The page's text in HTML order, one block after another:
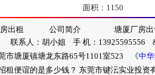
出租 公司简介
塘厦厂房
联系人：胡小姐 手 机：13925595556
市塘厦镇塘龙东路65号1101室523
《中
租便谊的是多少钱？ 东莞市键沄实业投